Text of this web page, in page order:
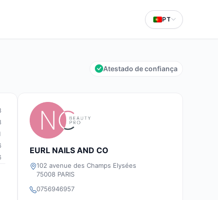
PT
Atestado de confiança
EURL NAILS AND CO
102 avenue des Champs Elysées
75008 PARIS
0756946957